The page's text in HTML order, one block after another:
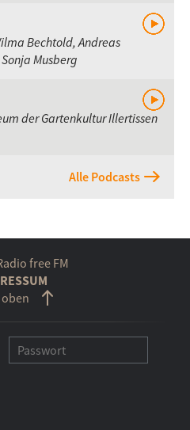
Bechtold, Andreas
Musberg
der Gartenkultur Illertissen
Alle Podcasts
free FM
oben